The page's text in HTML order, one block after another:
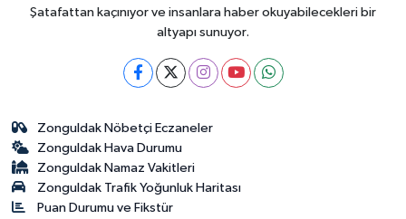
Şatafattan kaçınıyor ve insanlara haber okuyabilecekleri bir
altyapı sunuyor.
Zonguldak Nöbetçi Eczaneler
Zonguldak Hava Durumu
Zonguldak Namaz Vakitleri
Zonguldak Trafik Yoğunluk Haritası
Puan Durumu ve Fikstür